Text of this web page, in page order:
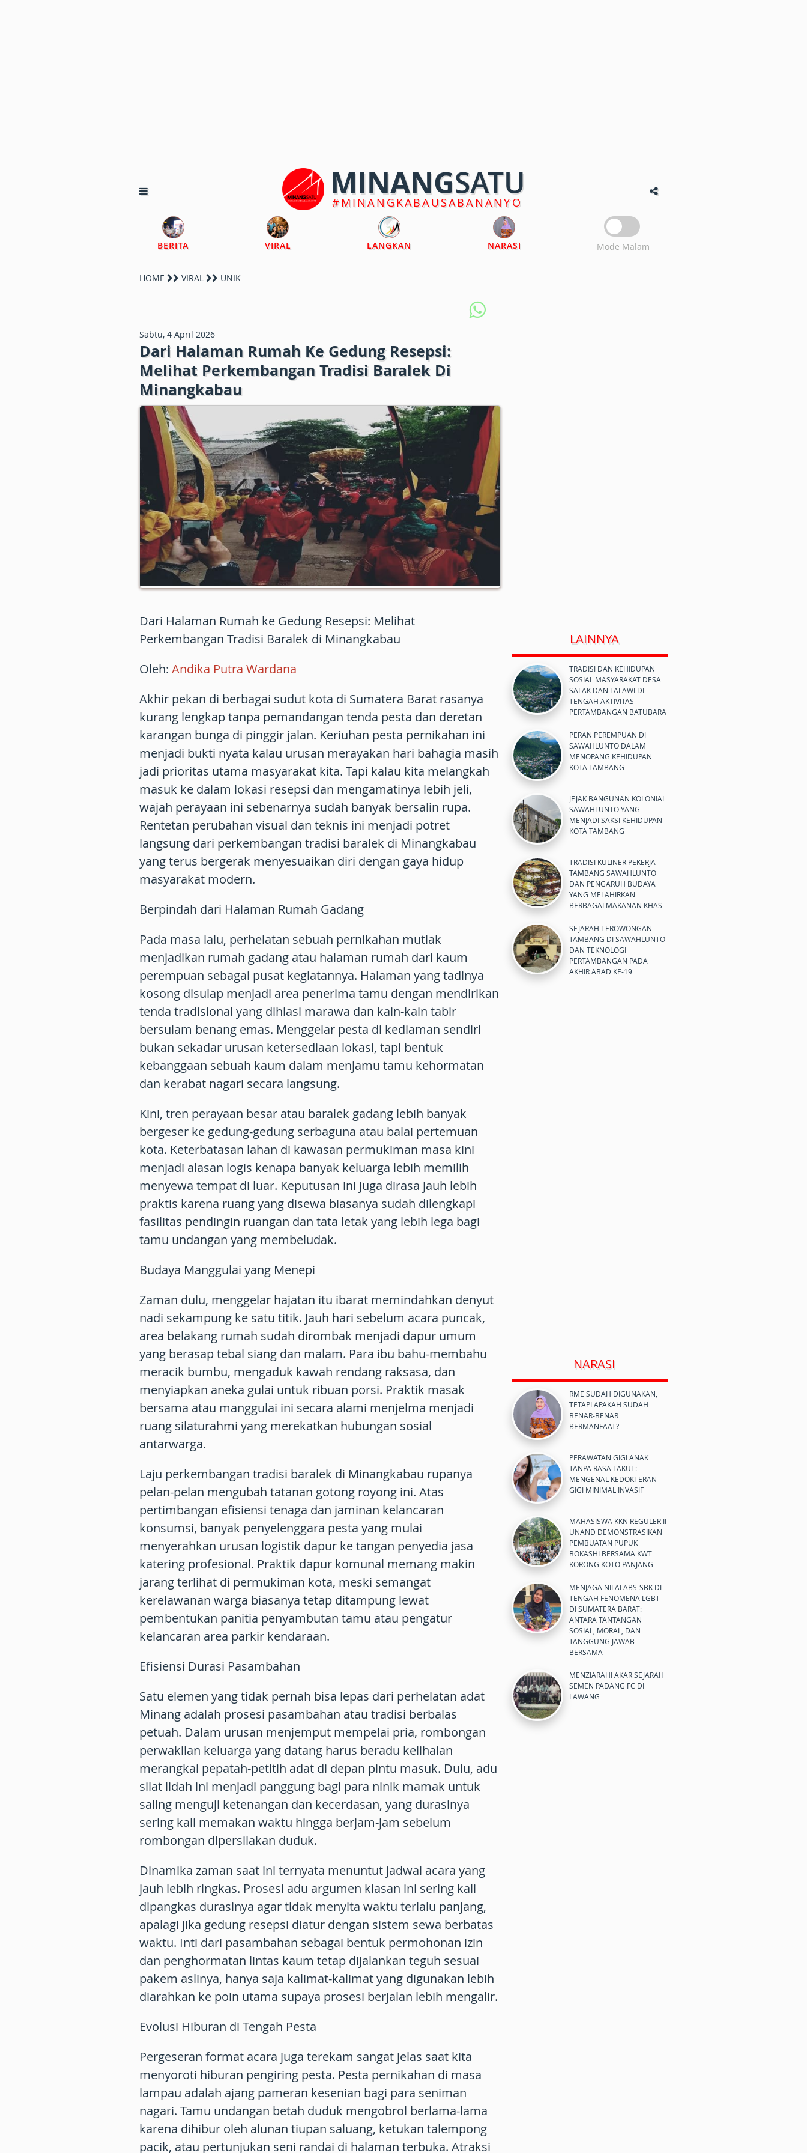
MINANGSATU
#MINANGKABAUSABANANYO
BERITA VIRAL LANGKAN NARASI Mode Malam
HOME VIRAL UNIK
Sabtu, 4 April 2026
Dari Halaman Rumah Ke Gedung Resepsi:
Melihat Perkembangan Tradisi Baralek Di
Minangkabau
Dari Halaman Rumah ke Gedung Resepsi: Melihat
Perkembangan Tradisi Baralek di Minangkabau
Oleh: Andika Putra Wardana
Akhir pekan di berbagai sudut kota di Sumatera Barat rasanya
kurang lengkap tanpa pemandangan tenda pesta dan deretan
karangan bunga di pinggir jalan. Keriuhan pesta pernikahan ini
menjadi bukti nyata kalau urusan merayakan hari bahagia masih
jadi prioritas utama masyarakat kita. Tapi kalau kita melangkah
masuk ke dalam lokasi resepsi dan mengamatinya lebih jeli,
wajah perayaan ini sebenarnya sudah banyak bersalin rupa.
Rentetan perubahan visual dan teknis ini menjadi potret
langsung dari perkembangan tradisi baralek di Minangkabau
yang terus bergerak menyesuaikan diri dengan gaya hidup
masyarakat modern.
Berpindah dari Halaman Rumah Gadang
Pada masa lalu, perhelatan sebuah pernikahan mutlak
menjadikan rumah gadang atau halaman rumah dari kaum
perempuan sebagai pusat kegiatannya. Halaman yang tadinya
kosong disulap menjadi area penerima tamu dengan mendirikan
tenda tradisional yang dihiasi marawa dan kain-kain tabir
bersulam benang emas. Menggelar pesta di kediaman sendiri
bukan sekadar urusan ketersediaan lokasi, tapi bentuk
kebanggaan sebuah kaum dalam menjamu tamu kehormatan
dan kerabat nagari secara langsung.
Kini, tren perayaan besar atau baralek gadang lebih banyak
bergeser ke gedung-gedung serbaguna atau balai pertemuan
kota. Keterbatasan lahan di kawasan permukiman masa kini
menjadi alasan logis kenapa banyak keluarga lebih memilih
menyewa tempat di luar. Keputusan ini juga dirasa jauh lebih
praktis karena ruang yang disewa biasanya sudah dilengkapi
fasilitas pendingin ruangan dan tata letak yang lebih lega bagi
tamu undangan yang membeludak.
Budaya Manggulai yang Menepi
Zaman dulu, menggelar hajatan itu ibarat memindahkan denyut
nadi sekampung ke satu titik. Jauh hari sebelum acara puncak,
area belakang rumah sudah dirombak menjadi dapur umum
yang berasap tebal siang dan malam. Para ibu bahu-membahu
meracik bumbu, mengaduk kawah rendang raksasa, dan
menyiapkan aneka gulai untuk ribuan porsi. Praktik masak
bersama atau manggulai ini secara alami menjelma menjadi
ruang silaturahmi yang merekatkan hubungan sosial
antarwarga.
Laju perkembangan tradisi baralek di Minangkabau rupanya
pelan-pelan mengubah tatanan gotong royong ini. Atas
pertimbangan efisiensi tenaga dan jaminan kelancaran
konsumsi, banyak penyelenggara pesta yang mulai
menyerahkan urusan logistik dapur ke tangan penyedia jasa
katering profesional. Praktik dapur komunal memang makin
jarang terlihat di permukiman kota, meski semangat
kerelawanan warga biasanya tetap ditampung lewat
pembentukan panitia penyambutan tamu atau pengatur
kelancaran area parkir kendaraan.
Efisiensi Durasi Pasambahan
Satu elemen yang tidak pernah bisa lepas dari perhelatan adat
Minang adalah prosesi pasambahan atau tradisi berbalas
petuah. Dalam urusan menjemput mempelai pria, rombongan
perwakilan keluarga yang datang harus beradu kelihaian
merangkai pepatah-petitih adat di depan pintu masuk. Dulu, adu
silat lidah ini menjadi panggung bagi para ninik mamak untuk
saling menguji ketenangan dan kecerdasan, yang durasinya
sering kali memakan waktu hingga berjam-jam sebelum
rombongan dipersilakan duduk.
Dinamika zaman saat ini ternyata menuntut jadwal acara yang
jauh lebih ringkas. Prosesi adu argumen kiasan ini sering kali
dipangkas durasinya agar tidak menyita waktu terlalu panjang,
apalagi jika gedung resepsi diatur dengan sistem sewa berbatas
waktu. Inti dari pasambahan sebagai bentuk permohonan izin
dan penghormatan lintas kaum tetap dijalankan teguh sesuai
pakem aslinya, hanya saja kalimat-kalimat yang digunakan lebih
diarahkan ke poin utama supaya prosesi berjalan lebih mengalir.
Evolusi Hiburan di Tengah Pesta
Pergeseran format acara juga terekam sangat jelas saat kita
menyoroti hiburan pengiring pesta. Pesta pernikahan di masa
lampau adalah ajang pameran kesenian bagi para seniman
nagari. Tamu undangan betah duduk mengobrol berlama-lama
karena dihibur oleh alunan tiupan saluang, ketukan talempong
pacik, atau pertunjukan seni randai di halaman terbuka. Atraksi
LAINNYA
TRADISI DAN KEHIDUPAN
SOSIAL MASYARAKAT DESA
SALAK DAN TALAWI DI
TENGAH AKTIVITAS
PERTAMBANGAN BATUBARA
PERAN PEREMPUAN DI
SAWAHLUNTO DALAM
MENOPANG KEHIDUPAN
KOTA TAMBANG
JEJAK BANGUNAN KOLONIAL
SAWAHLUNTO YANG
MENJADI SAKSI KEHIDUPAN
KOTA TAMBANG
TRADISI KULINER PEKERJA
TAMBANG SAWAHLUNTO
DAN PENGARUH BUDAYA
YANG MELAHIRKAN
BERBAGAI MAKANAN KHAS
SEJARAH TEROWONGAN
TAMBANG DI SAWAHLUNTO
DAN TEKNOLOGI
PERTAMBANGAN PADA
AKHIR ABAD KE-19
NARASI
RME SUDAH DIGUNAKAN,
TETAPI APAKAH SUDAH
BENAR-BENAR
BERMANFAAT?
PERAWATAN GIGI ANAK
TANPA RASA TAKUT:
MENGENAL KEDOKTERAN
GIGI MINIMAL INVASIF
MAHASISWA KKN REGULER II
UNAND DEMONSTRASIKAN
PEMBUATAN PUPUK
BOKASHI BERSAMA KWT
KORONG KOTO PANJANG
MENJAGA NILAI ABS-SBK DI
TENGAH FENOMENA LGBT
DI SUMATERA BARAT:
ANTARA TANTANGAN
SOSIAL, MORAL, DAN
TANGGUNG JAWAB
BERSAMA
MENZIARAHI AKAR SEJARAH
SEMEN PADANG FC DI
LAWANG